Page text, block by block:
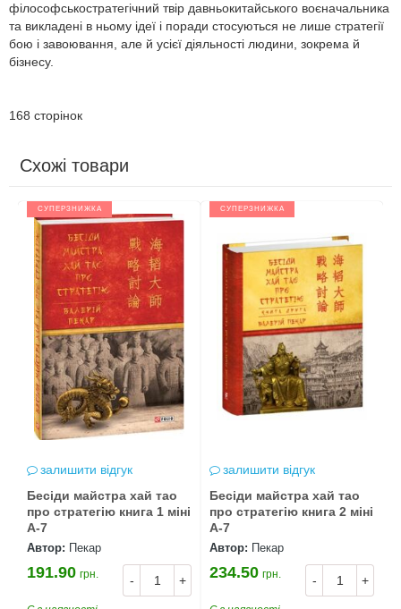
філософськостратегічний твір давньокитайського воєначальника
та викладені в ньому ідеї і поради стосуються не лише стратегії
бою і завоювання, але й усієї діяльності людини, зокрема й
бізнесу.
168 сторінок
Схожі товари
СУПЕРЗНИЖКА
залишити відгук
Бесіди майстра хай тао
про стратегію книга 1 міні
А-7
Автор: Пекар
- +
191.90 грн.
СУПЕРЗНИЖКА
залишити відгук
Бесіди майстра хай тао
про стратегію книга 2 міні
А-7
Автор: Пекар
- +
234.50 грн.